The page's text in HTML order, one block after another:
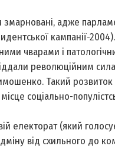
адже
кампанії-
чварами і
революційним
Такий розвиток
соціально-
електорат (який
від схильного до